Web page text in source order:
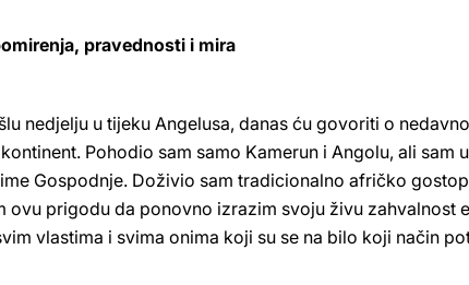
pravednosti i mira
nedjelju u tijeku Angelusa, danas ću govoriti o
Pohodio sam samo Kamerun i Angolu, ali sam
Gospodnje. Doživio sam tradicionalno afričko
ovu prigodu da ponovno izrazim svoju živu zahvalnost
vlastima i svima onima koji su se na bilo koji način